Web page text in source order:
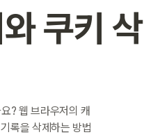
쿠키 삭
? 웹 브라우저의 캐
록을 삭제하는 방법